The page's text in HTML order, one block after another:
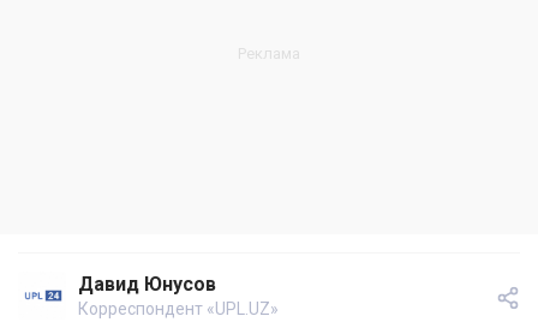
Давид Юнусов
Корреспондент «UPL.UZ»